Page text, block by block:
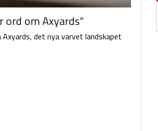
om Axyards”
det nya varvet landskapet